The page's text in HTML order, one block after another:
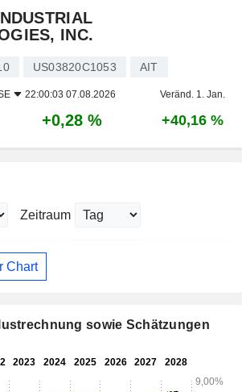
INC.
US03820C1053 AIT
22:00:03 07.08.2026 Veränd. 1. Jan.
+0,28 % +40,16 %
Zeitraum
Chart
sowie Schätzungen